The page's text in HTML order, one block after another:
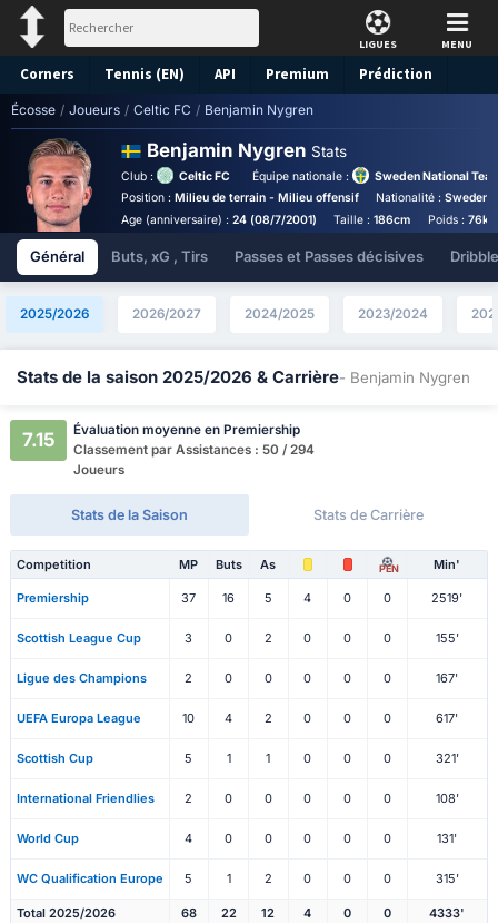
LIGUES MENU
Corners Tennis (EN) API Premium Prédiction
Écosse / Joueurs / Celtic FC / Benjamin Nygren
Benjamin Nygren Stats
Club : Celtic FC Équipe nationale :
Sweden National
Position : Milieu de terrain - Milieu offensif Nationalité :Sweden
Age (anniversaire) : 24 (08/7/2001) Taille :186cm Poids : 76kg
Général Buts, xG , Tirs Passes et Passes décisives
2025/2026 2026/2027 2024/2025 2023/2024
Stats de la saison 2025/2026 & Carrière- Benjamin Nygren
7.15
Évaluation moyenne en Premiership
Classement par Assistances : 50 / 294
Joueurs
Stats de la Saison Stats de Carrière
Competition MP Buts As PEN Min'
Premiership 37 16 5 4 0 0 2519'
Scottish League Cup 3 0 2 0 0 0 155'
Ligue des Champions 2 0 0 0 0 0 167'
UEFA Europa League 10 4 2 0 0 0 617'
Scottish Cup 5 1 1 0 0 0 321'
International Friendlies 2 0 0 0 0 0 108'
World Cup 4 0 0 0 0 0 131'
WC Qualification Europe 5 1 2 0 0 0 315'
Total 2025/2026 68 22 12 4 0 0 4333'